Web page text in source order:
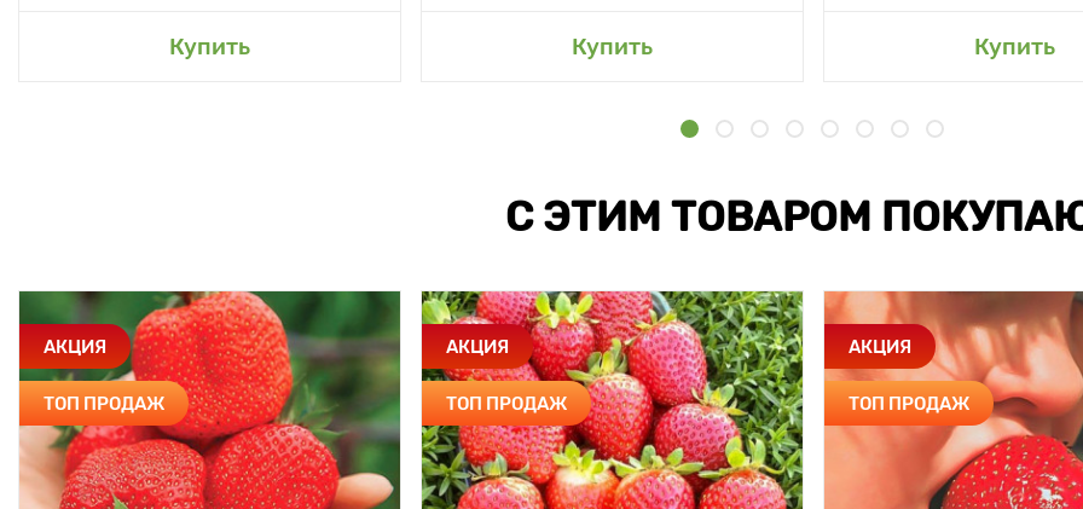
Купить Купить Купить
С ЭТИМ ТОВАРОМ
АКЦИЯ
ТОП ПРОДАЖ
АКЦИЯ
ТОП ПРОДАЖ
АКЦИЯ
ТОП ПРОДАЖ